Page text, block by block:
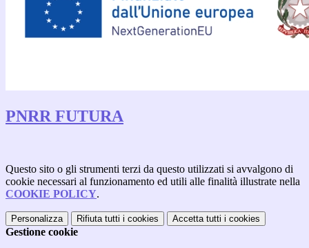
PNRR FUTURA
Questo sito o gli strumenti terzi da questo utilizzati si avvalgono di
cookie necessari al funzionamento ed utili alle finalità illustrate nella
COOKIE POLICY.
Personalizza Rifiuta tutti i cookies Accetta tutti i cookies
Gestione cookie